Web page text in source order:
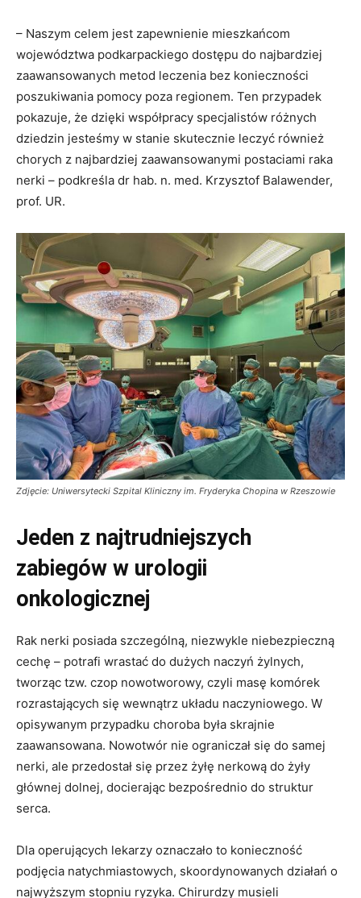
– Naszym celem jest zapewnienie mieszkańcom
województwa podkarpackiego dostępu do najbardziej
zaawansowanych metod leczenia bez konieczności
poszukiwania pomocy poza regionem. Ten przypadek
pokazuje, że dzięki współpracy specjalistów różnych
dziedzin jesteśmy w stanie skutecznie leczyć również
chorych z najbardziej zaawansowanymi postaciami raka
nerki – podkreśla dr hab. n. med. Krzysztof Balawender,
prof. UR.
Zdjęcie: Uniwersytecki Szpital Kliniczny im. Fryderyka Chopina w Rzeszowie
Jeden z najtrudniejszych
zabiegów w urologii
onkologicznej
Rak nerki posiada szczególną, niezwykle niebezpieczną
cechę – potrafi wrastać do dużych naczyń żylnych,
tworząc tzw. czop nowotworowy, czyli masę komórek
rozrastających się wewnątrz układu naczyniowego. W
opisywanym przypadku choroba była skrajnie
zaawansowana. Nowotwór nie ograniczał się do samej
nerki, ale przedostał się przez żyłę nerkową do żyły
głównej dolnej, docierając bezpośrednio do struktur
serca.
Dla operujących lekarzy oznaczało to konieczność
podjęcia natychmiastowych, skoordynowanych działań o
najwyższym stopniu ryzyka. Chirurdzy musieli